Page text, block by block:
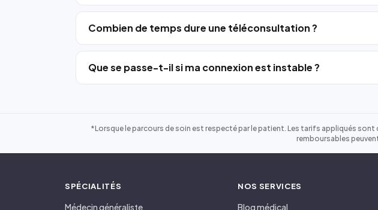
Combien de temps dure une téléconsultation ?
Que se passe-t-il si ma connexion est instable ?
*Lorsque le parcours de soin est respecté par le patient. Les tarifs appliqués
remboursables
SPÉCIALITÉS
Médecin généraliste
NOS SERVICES
Blog médical